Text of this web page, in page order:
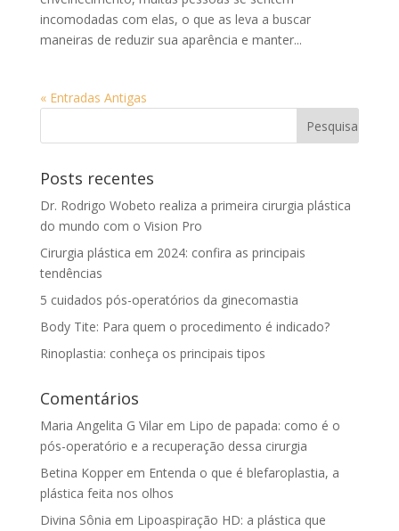
incomodadas com elas, o que as leva a buscar
maneiras de reduzir sua aparência e manter...
« Entradas Antigas
Posts recentes
Dr. Rodrigo Wobeto realiza a primeira cirurgia plástica
do mundo com o Vision Pro
Cirurgia plástica em 2024: confira as principais
tendências
5 cuidados pós-operatórios da ginecomastia
Body Tite: Para quem o procedimento é indicado?
Rinoplastia: conheça os principais tipos
Comentários
Maria Angelita G Vilarem Lipo de papada: como é o
pós-operatório e a recuperação dessa cirurgia
Betina Kopperem Entenda o que é blefaroplastia, a
plástica feita nos olhos
Divina Sônia em Lipoaspiração HD: a plástica que